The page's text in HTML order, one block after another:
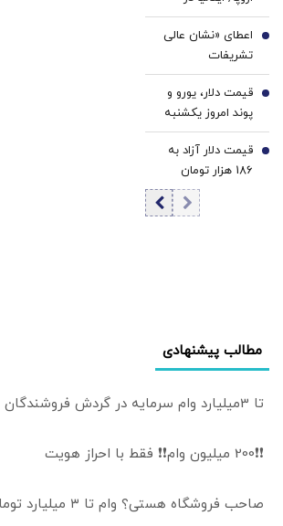
وضعیت هشدار قرمز
قرار گفت
اعطای «نشان عالی
تشریفات
فرودگاهی» به
مدیران ارشد وزارت
نفت در عسلویه
5
قیمت دلار، یورو و
پوند امروز یکشنبه
۱۸ مرداد 1405/
کاهش قیمت دلار و
یورو
6
قیمت دلار آزاد به
186 هزار تومان
7
مطالب پیشنهادی
تا 3میلیارد وام سرمایه در گردش فروشندگان
❗❗200 میلیون وام❗❗ فقط با احراز هویت
صاحب فروشگاه هستی؟ وام تا ۳ میلیارد تومان بگیر